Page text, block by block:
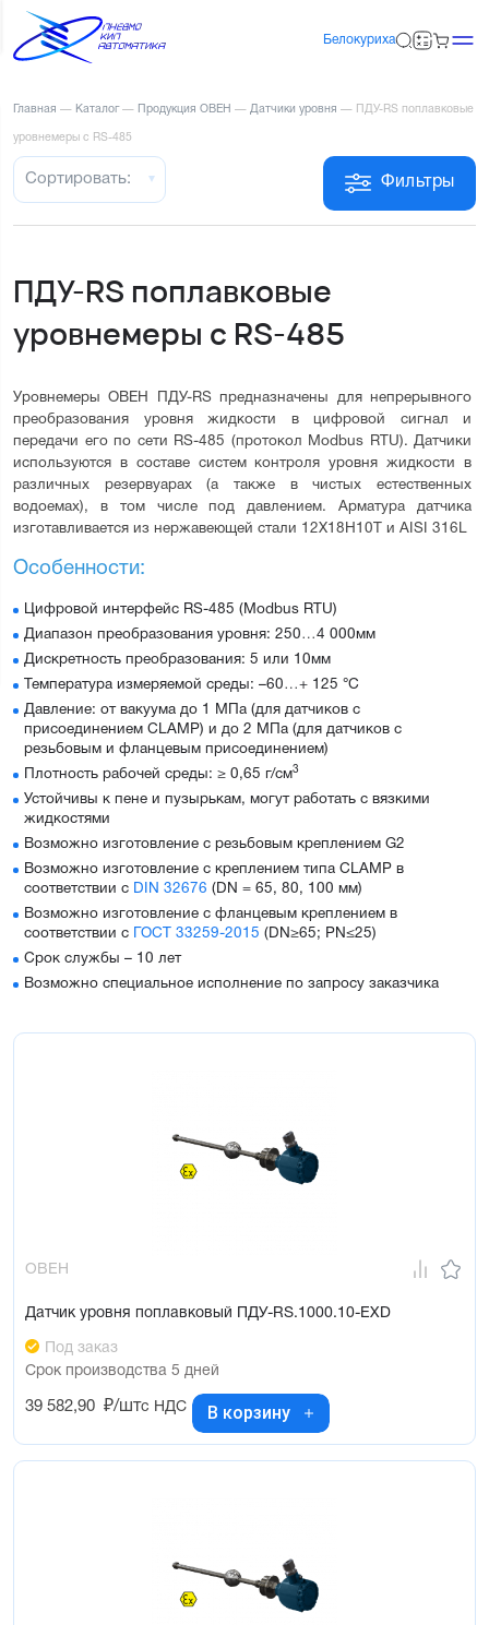
Белокуриха
Главная — Каталог — Продукция ОВЕН — Датчики уровня — ПДУ-RS поплавковые
уровнемеры с RS-485
Фильтры
Сортировать:
ПДУ-RS поплавковые
уровнемеры с RS-485
Уровнемеры ОВЕН ПДУ-RS предназначены для непрерывного
преобразования уровня жидкости в цифровой сигнал и
передачи его по сети RS-485 (протокол Modbus RTU). Датчики
используются в составе систем контроля уровня жидкости в
различных резервуарах (а также в чистых естественных
водоемах), в том числе под давлением. Арматура датчика
изготавливается из нержавеющей стали 12Х18Н10Т и AISI 316L
Особенности:
Цифровой интерфейс RS-485 (Modbus RTU)
Диапазон преобразования уровня: 250…4 000мм
Дискретность преобразования: 5 или 10мм
Температура измеряемой среды: –60…+ 125 °C
Давление: от вакуума до 1 MПa (для датчиков с
присоединением CLAMP) и до 2 МПа (для датчиков с
резьбовым и фланцевым присоединением)
Плотность рабочей среды: ≥ 0,65 г/см3
Устойчивы к пене и пузырькам, могут работать с вязкими
жидкостями
Возможно изготовление с резьбовым креплением G2
Возможно изготовление с креплением типа CLAMP в
соответствии с DIN 32676 (DN = 65, 80, 100 мм)
Возможно изготовление с фланцевым креплением в
соответствии с ГОСТ 33259-2015 (DN≥65; PN≤25)
Срок службы – 10 лет
Возможно специальное исполнение по запросу заказчика
ОВЕН
Датчик уровня поплавковый ПДУ-RS.1000.10-ЕХD
Под заказ
Срок производства 5 дней
39 582,90 ₽/штс НДС В корзину